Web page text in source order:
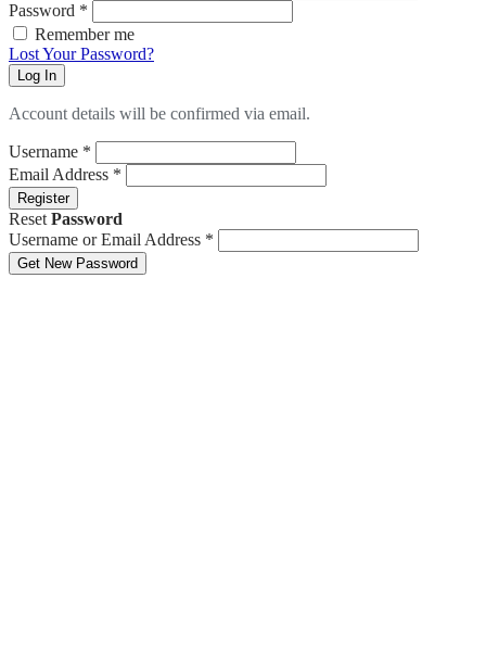
Password *
Remember me
Lost Your Password?
Log In
Account details will be confirmed via email.
Username *
Email Address *
Register
Reset Password
Username or Email Address *
Get New Password